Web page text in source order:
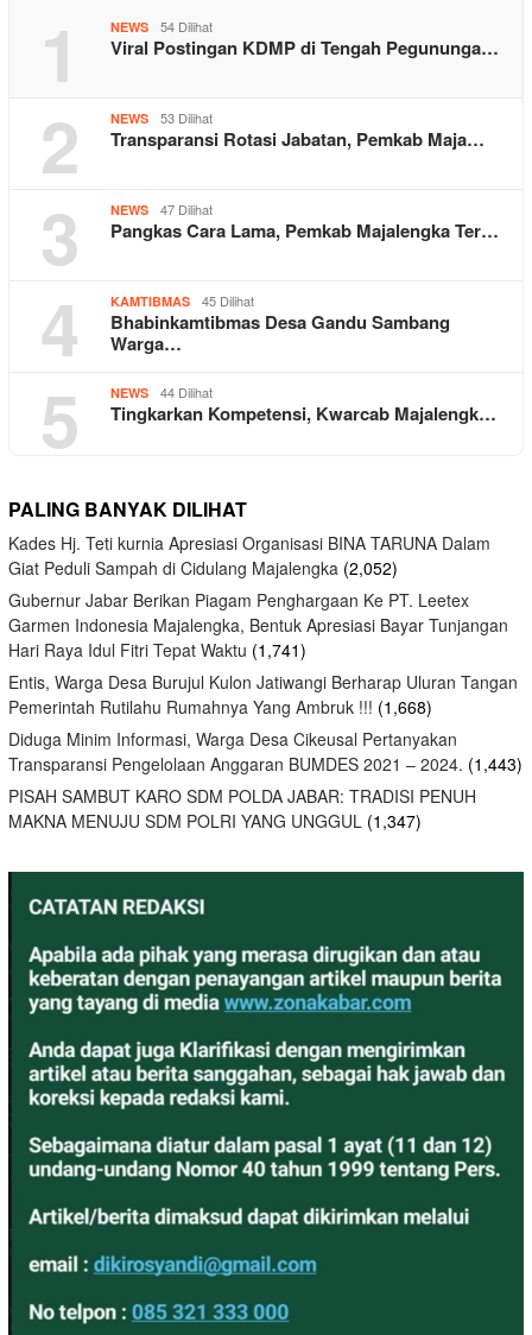
1 NEWS 54 Dilihat
Viral Postingan KDMP di Tengah Pegununga…
2 NEWS 53 Dilihat
Transparansi Rotasi Jabatan, Pemkab Maja…
3 NEWS 47 Dilihat
Pangkas Cara Lama, Pemkab Majalengka Ter…
4 KAMTIBMAS 45 Dilihat
Bhabinkamtibmas Desa Gandu Sambang
Warga…
5 NEWS 44 Dilihat
Tingkarkan Kompetensi, Kwarcab Majalengk…
PALING BANYAK DILIHAT
Kades Hj. Teti kurnia Apresiasi Organisasi BINA TARUNA Dalam
Giat Peduli Sampah di Cidulang Majalengka (2,052)
Gubernur Jabar Berikan Piagam Penghargaan Ke PT. Leetex
Garmen Indonesia Majalengka, Bentuk Apresiasi Bayar Tunjangan
Hari Raya Idul Fitri Tepat Waktu (1,741)
Entis, Warga Desa Burujul Kulon Jatiwangi Berharap Uluran Tangan
Pemerintah Rutilahu Rumahnya Yang Ambruk !!! (1,668)
Diduga Minim Informasi, Warga Desa Cikeusal Pertanyakan
Transparansi Pengelolaan Anggaran BUMDES 2021 – 2024. (1,443)
PISAH SAMBUT KARO SDM POLDA JABAR: TRADISI PENUH
MAKNA MENUJU SDM POLRI YANG UNGGUL (1,347)